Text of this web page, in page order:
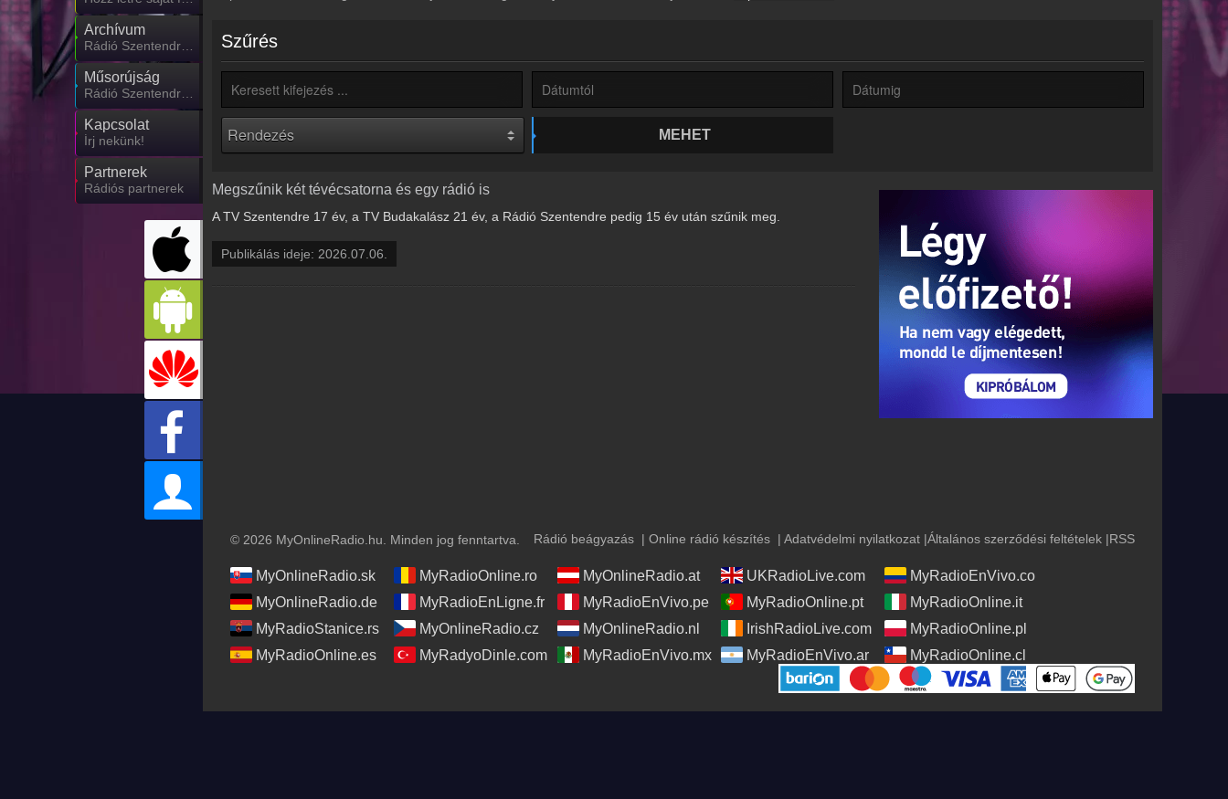
Archívum
Rádió Szentendre korábbi adásai
Műsorújság
Rádió Szentendre műsorai
Kapcsolat
Írj nekünk!
Partnerek
Rádiós partnerek
Szűrés
MEHET
Megszűnik két tévécsatorna és egy rádió is
A TV Szentendre 17 év, a TV Budakalász 21 év, a Rádió Szentendre pedig 15 év után szűnik meg.
Publikálás ideje: 2026.07.06.
© 2026 MyOnlineRadio.hu. Minden jog fenntartva. Rádió beágyazás | Online rádió készítés | Adatvédelmi nyilatkozat |Általános szerződési feltételek |RSS
MyOnlineRadio.sk MyRadioOnline.ro MyOnlineRadio.at UKRadioLive.com
MyRadioEnVivo.co
MyOnlineRadio.de
MyRadioEnLigne.fr MyRadioEnVivo.pe MyRadioOnline.pt
MyRadioOnline.it
MyRadioStanice.rs
MyOnlineRadio.cz MyOnlineRadio.nl IrishRadioLive.com
MyRadioOnline.pl
MyRadioOnline.es
MyRadyoDinle.com MyRadioEnVivo.mx MyRadioEnVivo.ar MyRadioOnline.cl